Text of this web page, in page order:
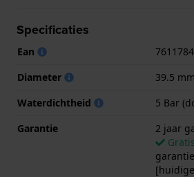
horloge geleverd met 2 jaar
Specificaties
Ean
Diameter
39.5 mm
Waterdichtheid
5 Bar
Garantie
2 jaar
Gratis